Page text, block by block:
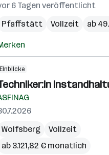
6 Tagen veröffentlicht
Pfaffstätt
Vollzeit ab
Einblicke
Wolfsberg
Vollzeit
ab 3.121,82 € monatlich